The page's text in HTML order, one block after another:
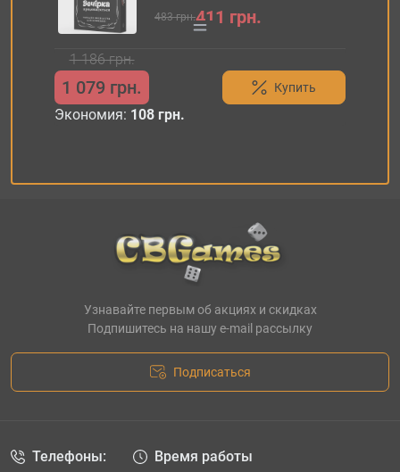
483 грн.411 грн.
1 186 грн.
1 079 грн.
Экономия: 108 грн.
Купить
Узнавайте первым об акциях и скидках
Подпишитесь на нашу e-mail рассылку
Подписаться
Телефоны: Время работы